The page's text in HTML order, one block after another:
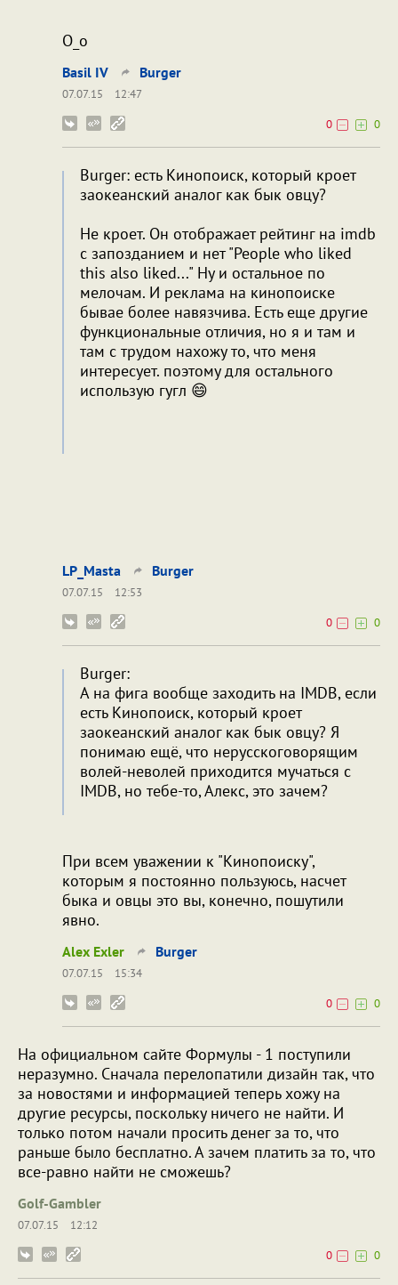
О_о
Bаsil IV Burger
07.07.15
12:47
0
0
Burger: есть Кинопоиск, который кроет
заокеанский аналог как бык овцу?
Не кроет. Он отображает рейтинг на imdb
с запозданием и нет "People who liked
this also liked..." Ну и остальное по
мелочам. И реклама на кинопоиске
бывае более навязчива. Есть еще другие
функциональные отличия, но я и там и
там с трудом нахожу то, что меня
интересует. поэтому для остального
использую гугл 😄
LP_Masta Burger
07.07.15
12:53
0
0
Burger:
А на фига вообще заходить на IMDB, если
есть Кинопоиск, который кроет
заокеанский аналог как бык овцу? Я
понимаю ещё, что нерусскоговорящим
волей-неволей приходится мучаться с
IMDB, но тебе-то, Алекс, это зачем?
При всем уважении к "Кинопоиску",
которым я постоянно пользуюсь, насчет
быка и овцы это вы, конечно, пошутили
явно.
Alex Exler Burger
07.07.15
15:34
0
0
На официальном сайте Формулы - 1 поступили
неразумно. Сначала перелопатили дизайн так, что
за новостями и информацией теперь хожу на
другие ресурсы, поскольку ничего не найти. И
только потом начали просить денег за то, что
раньше было бесплатно. А зачем платить за то, что
все-равно найти не сможешь?
Golf-Gambler
07.07.15
12:12
0
0